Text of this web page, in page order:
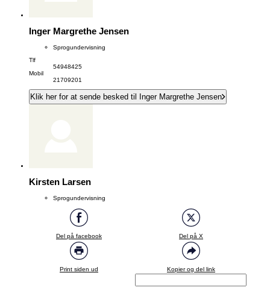
Inger Margrethe Jensen
Sprogundervisning
Tlf
54948425
Mobil
21709201
Klik her for at sende besked til Inger Margrethe Jensen
Kirsten Larsen
Sprogundervisning
Del på facebook Del på X
Print siden ud Kopier og del link